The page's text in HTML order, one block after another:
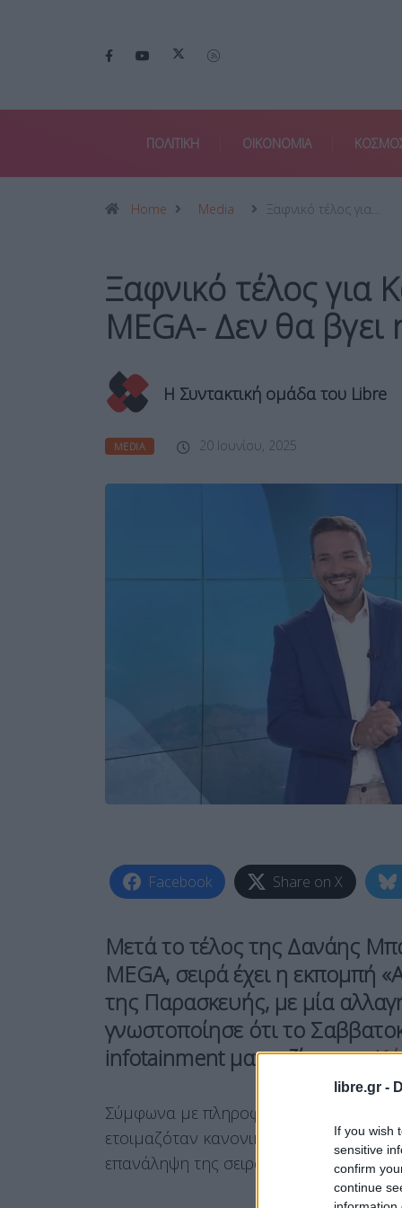
libre.gr -
If you wish
sensitive
confirm
continue
ΠΟΛΙΤΙΚΗ ΟΙΚΟΝΟΜΙΑ
Home Media Ξαφνικό τέλος για…
Ξαφνικό τέλος
MEGA- Δεν θα
Η Συντακτική ομάδα του Libre
MEDIA 20 Ιουνίου, 2025
Facebook Share on X
Μετά το τέλος της Δανάης
MEGA, σειρά έχει η εκπομπή
της Παρασκευής, με μία
γνωστοποίησε ότι το
infotainment μαγκαζίνο του
Σύμφωνα με πληροφορίες, η ομάδα
ετοιμαζόταν κανονικά η αυριανή
επανάληψη της σειράς «Είσαι το ταίρι